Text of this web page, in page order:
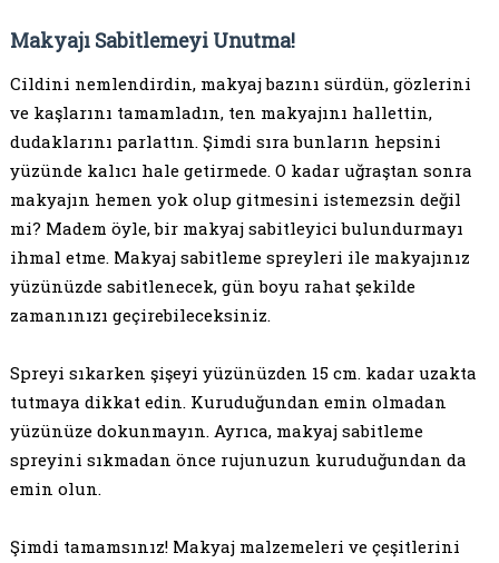
Makyajı Sabitlemeyi Unutma!
Cildini nemlendirdin, makyaj bazını sürdün, gözlerini
ve kaşlarını tamamladın, ten makyajını hallettin,
dudaklarını parlattın. Şimdi sıra bunların hepsini
yüzünde kalıcı hale getirmede. O kadar uğraştan sonra
makyajın hemen yok olup gitmesini istemezsin değil
mi? Madem öyle, bir makyaj sabitleyici bulundurmayı
ihmal etme. Makyaj sabitleme spreyleri ile makyajınız
yüzünüzde sabitlenecek, gün boyu rahat şekilde
zamanınızı geçirebileceksiniz.
Spreyi sıkarken şişeyi yüzünüzden 15 cm. kadar uzakta
tutmaya dikkat edin. Kuruduğundan emin olmadan
yüzünüze dokunmayın. Ayrıca, makyaj sabitleme
spreyini sıkmadan önce rujunuzun kuruduğundan da
emin olun.
Şimdi tamamsınız! Makyaj malzemeleri ve çeşitlerini